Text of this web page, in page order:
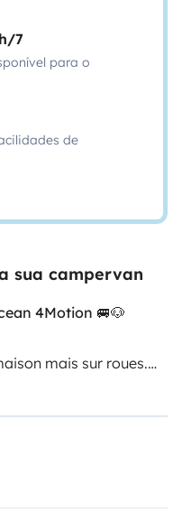
7
para o
de
sua campervan
4Motion 🚐🐶
mais sur roues.
pas avec, à des
envie de liberté, de
partout : mer,